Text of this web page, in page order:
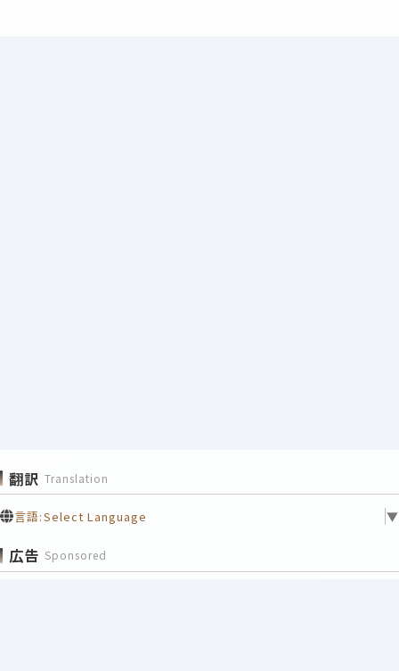
翻訳 Translation
言語:Select Language ▼
広告 Sponsored